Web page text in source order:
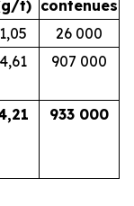
t) contenues
1,05
26 000
4,61 907 000
933 000